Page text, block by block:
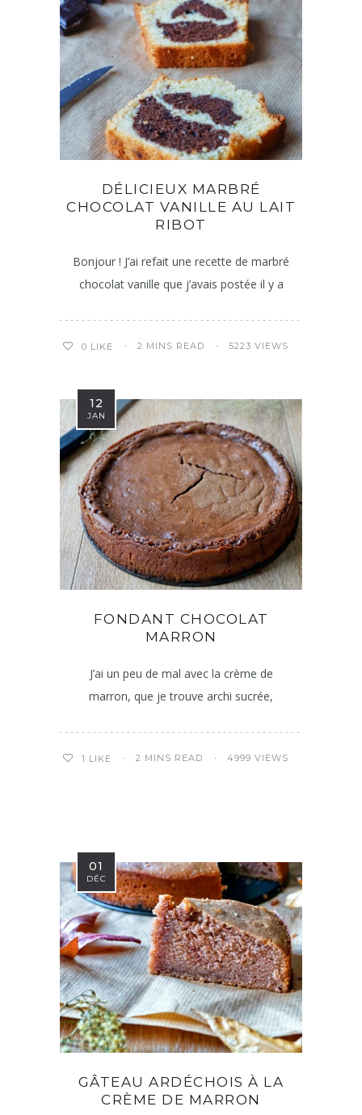
DÉLICIEUX MARBRÉ
CHOCOLAT VANILLE AU LAIT
RIBOT
Bonjour ! J’ai refait une recette de marbré
chocolat vanille que j’avais postée il y a
0 LIKE 2 MINS READ 5223 VIEWS
12
JAN
FONDANT CHOCOLAT
MARRON
J’ai un peu de mal avec la crème de
marron, que je trouve archi sucrée,
1 LIKE 2 MINS READ 4999 VIEWS
01
DÉC
GÂTEAU ARDÉCHOIS À LA
CRÈME DE MARRON